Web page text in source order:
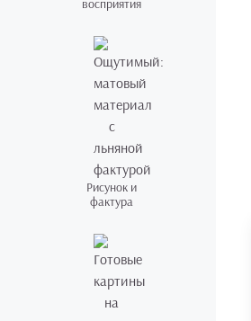
восприятия
Рисунок и
фактура